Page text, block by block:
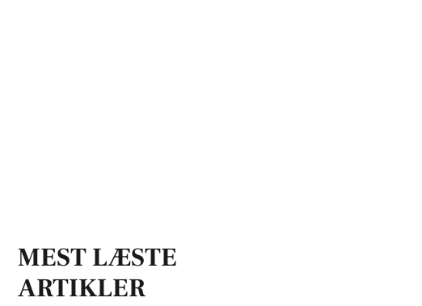
MEST LÆSTE
ARTIKLER